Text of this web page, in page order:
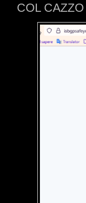
COL CAZZO